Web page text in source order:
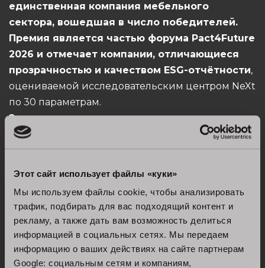
Этот сайт использует файлы «куки»
Мы используем файлы cookie, чтобы анализировать
трафик, подбирать для вас подходящий контент и
рекламу, а также дать вам возможность делиться
информацией в социальных сетях. Мы передаем
информацию о ваших действиях на сайте партнерам
Google: социальным сетям и компаниям,
единственная компания мебельного
сектора, вошедшая в число победителей.
Премия является частью форума Pact4Future
2026 и отмечает компании, отличающиеся
прозрачностью и качеством ESG-отчётности,
оцениваемой исследовательским центром NeXt
по 30 параметрам.
Этот результат подтверждает
приверженность компании сочетанию
экономической эффективности и социальной
качеству трудовой жизни и социальным
программам.
Премия также даёт право использовать
официальный знак 2026 года, укрепляя
позиции Stosa Cucine в сфере ESG и её диалог с